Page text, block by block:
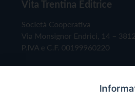
Vita Trentina Editrice
Società Cooperativa
Via Monsignor Endrici, 14 –
P.IVA e C.F. 00199960220